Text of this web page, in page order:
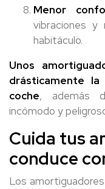
Menor
vibraciones y
habitáculo.
Unos
drásticamente
coche, además
incómodo y
Cuida tus
conduce
Los